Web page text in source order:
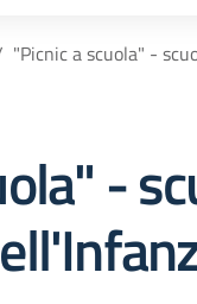
"Picnic a scuola" -
-